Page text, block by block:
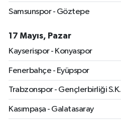
Samsunspor - Göztepe
17 Mayıs, Pazar
Kayserispor - Konyaspor
Fenerbahçe - Eyüpspor
Trabzonspor - Gençlerbirliği S.K.
Kasımpaşa - Galatasaray